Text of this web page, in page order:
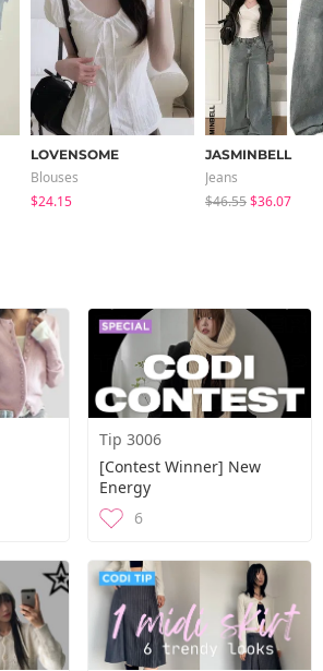
LOVENSOME
Blouses
$24.15
JASMINBELL
Jeans
$46.55$36.07
Tip 3006
[Contest Winner] New
Energy
6